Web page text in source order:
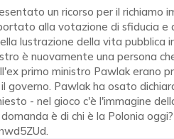
un ricorso per il richiamo
alla votazione di sfiducia e
lustrazione della vita pubblica
è nuovamente una persona
primo ministro Pawlak erano
Pawlak ha osato
- nel gioco c'è l'immagine
è di chi è la Polonia